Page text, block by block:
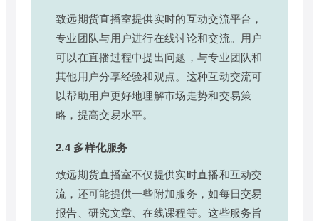
致远期货直播室提供实时的互动交流平台，
专业团队与用户进行在线讨论和交流。用户
可以在直播过程中提出问题，与专业团队和
其他用户分享经验和观点。这种互动交流可
以帮助用户更好地理解市场走势和交易策
略，提高交易水平。
2.4 多样化服务
致远期货直播室不仅提供实时直播和互动交
流，还可能提供一些附加服务，如每日交易
报告、研究文章、在线课程等。这些服务旨